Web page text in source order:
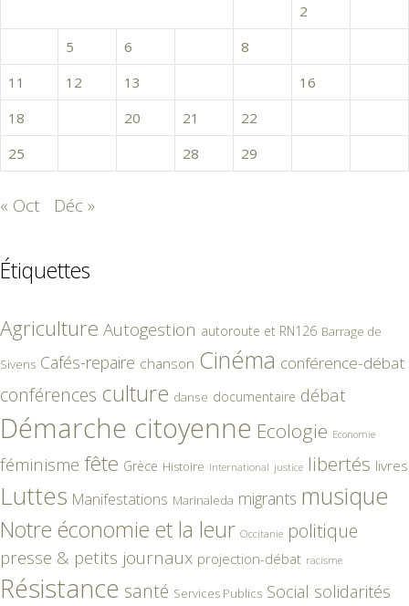
2
5 6 8
11
12 13 16
18
20 21 22
25
28 29
« Oct Déc »
Étiquettes
Agriculture Autogestion autoroute et RN126 Barrage de
Sivens Cafés-repaire chanson Cinéma conférence-débat
conférences culture danse documentaire débat
Démarche citoyenne Ecologie Economie
féminisme fête Grèce Histoire International justice libertés livres
Luttes Manifestations Marinaleda migrants musique
Notre économie et la leur Occitanie politique
presse & petits journaux projection-débat racisme
Résistance santé Services Publics Social solidarités